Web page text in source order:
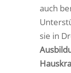
auch
sie in